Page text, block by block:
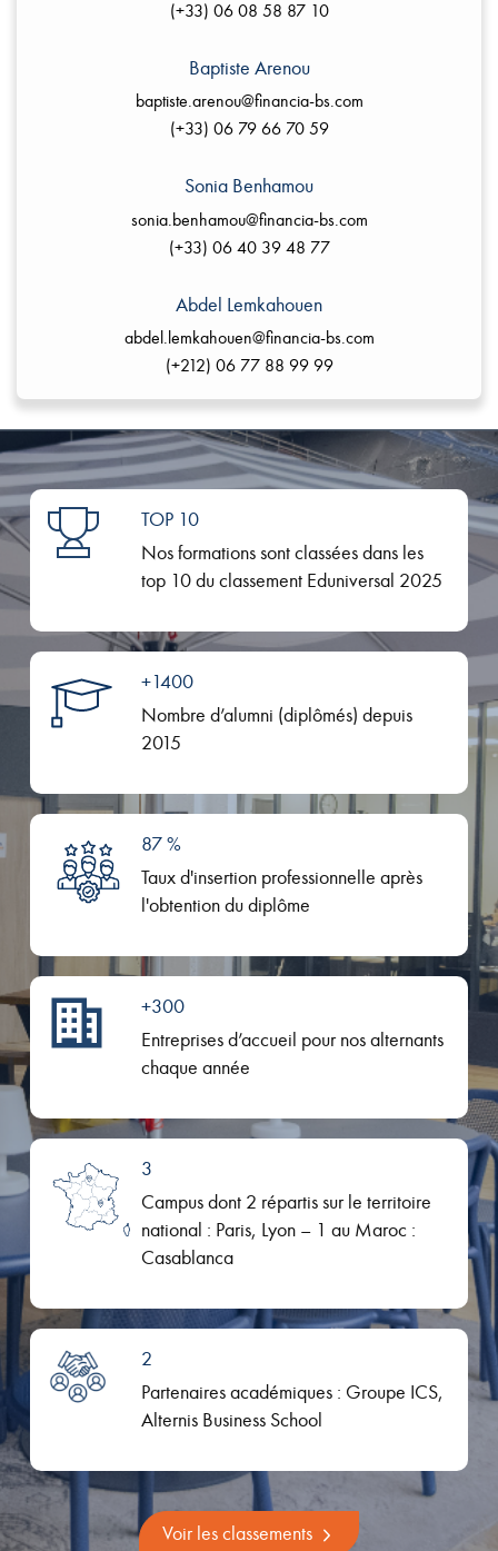
(+33) 06 08 58 87 10
Baptiste Arenou
baptiste.arenou@financia-bs.com
(+33) 06 79 66 70 59
Sonia Benhamou
sonia.benhamou@financia-bs.com
(+33) 06 40 39 48 77
Abdel Lemkahouen
abdel.lemkahouen@financia-bs.com
(+212) 06 77 88 99 99
TOP 10
Nos formations sont classées dans les
top 10 du classement Eduniversal 2025
+1400
Nombre d’alumni (diplômés) depuis
2015
87 %
Taux d'insertion professionnelle après
l'obtention du diplôme
+300
Entreprises d’accueil pour nos alternants
chaque année
3
Campus dont 2 répartis sur le territoire
national : Paris, Lyon – 1 au Maroc :
Casablanca
2
Partenaires académiques : Groupe ICS,
Alternis Business School
Voir les classements